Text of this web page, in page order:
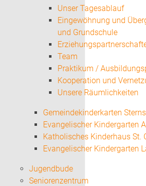
Unser Tagesablauf
Eingewöhnung und
und Grundschule
Team
Praktikum /
Kooperation und
Unsere Räumlichkeiten
Gemeindekinderkarten
Evangelischer Kindergarten
Katholisches Kinderhaus St.
Evangelischer Kindergarten
Jugendbude
Seniorenzentrum